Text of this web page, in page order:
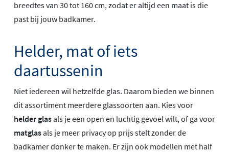
breedtes van 30 tot 160 cm, zodat er altijd een maat is die
past bij jouw badkamer.
Helder, mat of iets
daartussenin
Niet iedereen wil hetzelfde glas. Daarom bieden we binnen
dit assortiment meerdere glassoorten aan. Kies voor
helder glasals je een open en luchtig gevoel wilt, of ga voor
matglasals je meer privacy op prijs stelt zonder de
badkamer donker te maken. Er zijn ook modellen met half